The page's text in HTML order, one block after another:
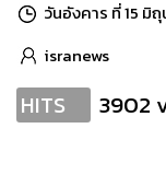
วันอังคาร ที่ 15 มิ
isranews
HITS 3902